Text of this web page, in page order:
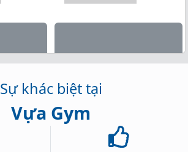
Sự khác biệt tại
Vựa Gym